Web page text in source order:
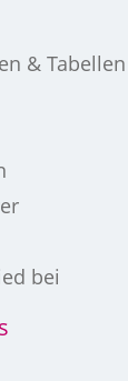
& Tabellen
bei